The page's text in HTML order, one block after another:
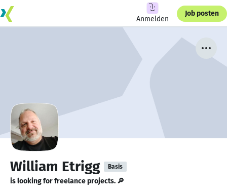
Anmelden
Job posten
William Etrigg Basis
is looking for freelance projects. 🔎